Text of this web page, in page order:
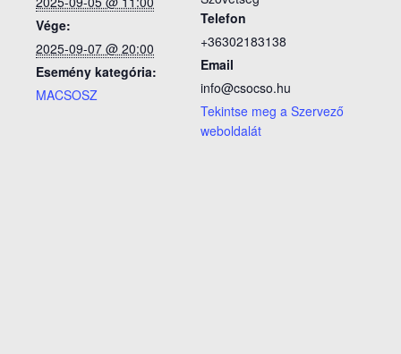
Vége:
2025-09-07 @ 20:00
Esemény kategória:
MACSOSZ
Telefon
+36302183138
Email
info@csocso.hu
Tekintse meg a Szervező
weboldalát